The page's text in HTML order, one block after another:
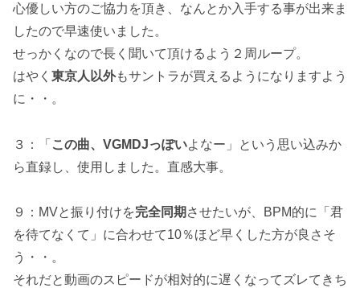
心優しい方のご協力を頂き、なんとか入手する事が出来ま
したので早速使いました。
せっかくなので長く聞いて頂けるよう２周ループ。
はやく 東京人以外もサントラが買えるようになりますよう
に・・。
３：「 この曲、VGMDJっぽいよなー」という思い込みか
ら直録し、使用しました。直感大事。
９：MVと振り付けを完全同期 させたいが、BPM的に「君
を待てなくて」に合わせて10％ほど早くした方が良さそ
う・・。
それだと動画のスピードが相対的に遅くなってズレてきち